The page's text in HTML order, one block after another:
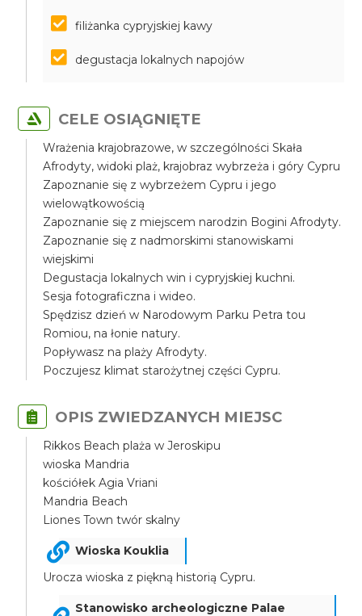
filiżanka cypryjskiej kawy
degustacja lokalnych napojów
CELE OSIĄGNIĘTE
Wrażenia krajobrazowe, w szczególności Skała
Afrodyty, widoki plaż, krajobraz wybrzeża i góry Cypru
Zapoznanie się z wybrzeżem Cypru i jego
wielowątkowością
Zapoznanie się z miejscem narodzin Bogini Afrodyty.
Zapoznanie się z nadmorskimi stanowiskami
wiejskimi
Degustacja lokalnych win i cypryjskiej kuchni.
Sesja fotograficzna i wideo.
Spędzisz dzień w Narodowym Parku Petra tou
Romiou, na łonie natury.
Popływasz na plaży Afrodyty.
Poczujesz klimat starożytnej części Cypru.
OPIS ZWIEDZANYCH MIEJSC
Rikkos Beach plaża w Jeroskipu
wioska Mandria
kościółek Agia Vriani
Mandria Beach
Liones Town twór skalny
Wioska Kouklia
Urocza wioska z piękną historią Cypru.
Stanowisko archeologiczne Palae